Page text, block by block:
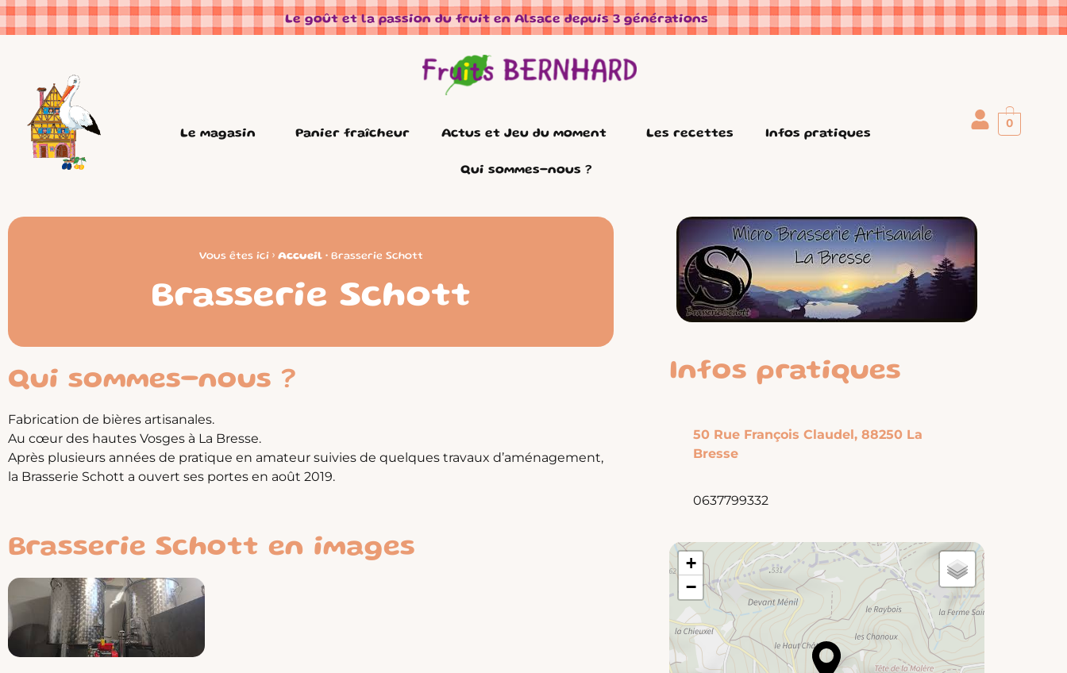
Le goût et la passion du fruit en Alsace depuis 3 générations
Le magasin Panier fraîcheur Actus et Jeu du moment Les recettes Infos pratiques
Qui sommes-nous ?
0
Vous êtes ici › Accueil• Brasserie Schott
Brasserie Schott
Qui sommes-nous ?
Fabrication de bières artisanales.
Au cœur des hautes Vosges à La Bresse.
Après plusieurs années de pratique en amateur suivies de quelques travaux d’aménagement,
la Brasserie Schott a ouvert ses portes en août 2019.
Brasserie Schott en images
Infos pratiques
50 Rue François Claudel, 88250 La
Bresse
0637799332
+
−
Panneau de gestion des cookies